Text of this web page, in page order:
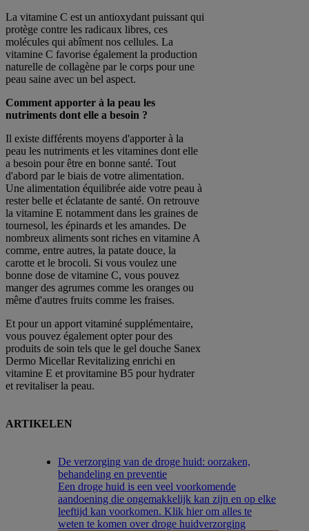
La vitamine C est un antioxydant puissant qui
protège contre les radicaux libres, ces
molécules qui abîment nos cellules. La
vitamine C favorise également la production
naturelle de collagène par le corps pour une
peau saine avec un bel aspect.
Comment apporter à la peau les
nutriments dont elle a besoin ?
Il existe différents moyens d'apporter à la
peau les nutriments et les vitamines dont elle
a besoin pour être en bonne santé. Tout
d'abord par le biais de votre alimentation.
Une alimentation équilibrée aide votre peau à
rester belle et éclatante de santé. On retrouve
la vitamine E notamment dans les graines de
tournesol, les épinards et les amandes. De
nombreux aliments sont riches en vitamine A
comme, entre autres, la patate douce, la
carotte et le brocoli. Si vous voulez une
bonne dose de vitamine C, vous pouvez
manger des agrumes comme les oranges ou
même d'autres fruits comme les fraises.
Et pour un apport vitaminé supplémentaire,
vous pouvez également opter pour des
produits de soin tels que le gel douche Sanex
Dermo Micellar Revitalizing enrichi en
vitamine E et provitamine B5 pour hydrater
et revitaliser la peau.
ARTIKELEN
De verzorging van de droge huid: oorzaken,
behandeling en preventie
Een droge huid is een veel voorkomende
aandoening die ongemakkelijk kan zijn en op elke
leeftijd kan voorkomen. Klik hier om alles te
weten te komen over droge huidverzorging